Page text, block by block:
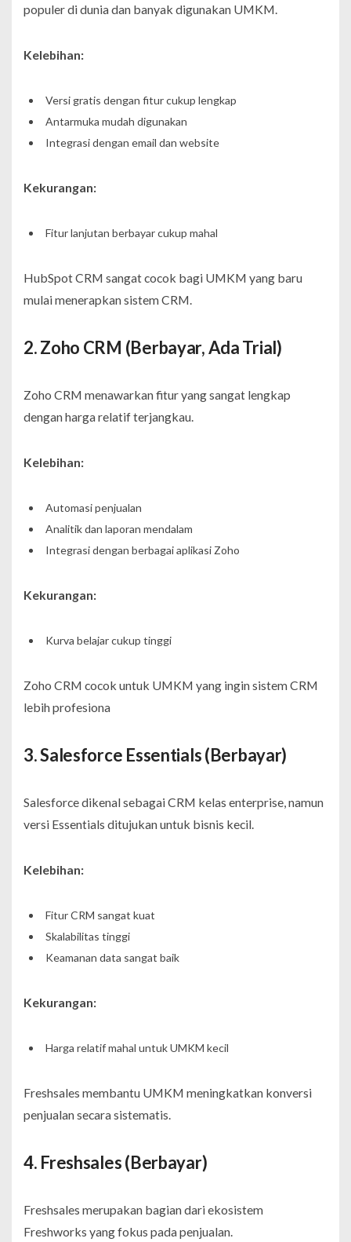
populer di dunia dan banyak digunakan UMKM.
Kelebihan:
Versi gratis dengan fitur cukup lengkap
Antarmuka mudah digunakan
Integrasi dengan email dan website
Kekurangan:
Fitur lanjutan berbayar cukup mahal
HubSpot CRM sangat cocok bagi UMKM yang baru
mulai menerapkan sistem CRM.
2. Zoho CRM (Berbayar, Ada Trial)
Zoho CRM menawarkan fitur yang sangat lengkap
dengan harga relatif terjangkau.
Kelebihan:
Automasi penjualan
Analitik dan laporan mendalam
Integrasi dengan berbagai aplikasi Zoho
Kekurangan:
Kurva belajar cukup tinggi
Zoho CRM cocok untuk UMKM yang ingin sistem CRM
lebih profesiona
3. Salesforce Essentials (Berbayar)
Salesforce dikenal sebagai CRM kelas enterprise, namun
versi Essentials ditujukan untuk bisnis kecil.
Kelebihan:
Fitur CRM sangat kuat
Skalabilitas tinggi
Keamanan data sangat baik
Kekurangan:
Harga relatif mahal untuk UMKM kecil
Freshsales membantu UMKM meningkatkan konversi
penjualan secara sistematis.
4. Freshsales (Berbayar)
Freshsales merupakan bagian dari ekosistem
Freshworks yang fokus pada penjualan.